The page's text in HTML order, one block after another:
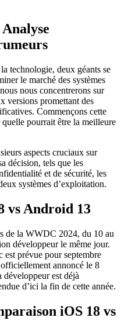
technologie, deux géants se
le marché des systèmes
nous concentrerons sur
versions promettant des
Commençons cette
pourrait être la meilleure
aspects cruciaux sur
décision, tels que les
et de sécurité, les
systèmes d’exploitation.
vs Android 13
de la WWDC 2024, du 10 au
développeur le même jour.
prévue pour septembre
annoncé le 8
est déjà
d’ici la fin de cette année.
iOS 18 vs